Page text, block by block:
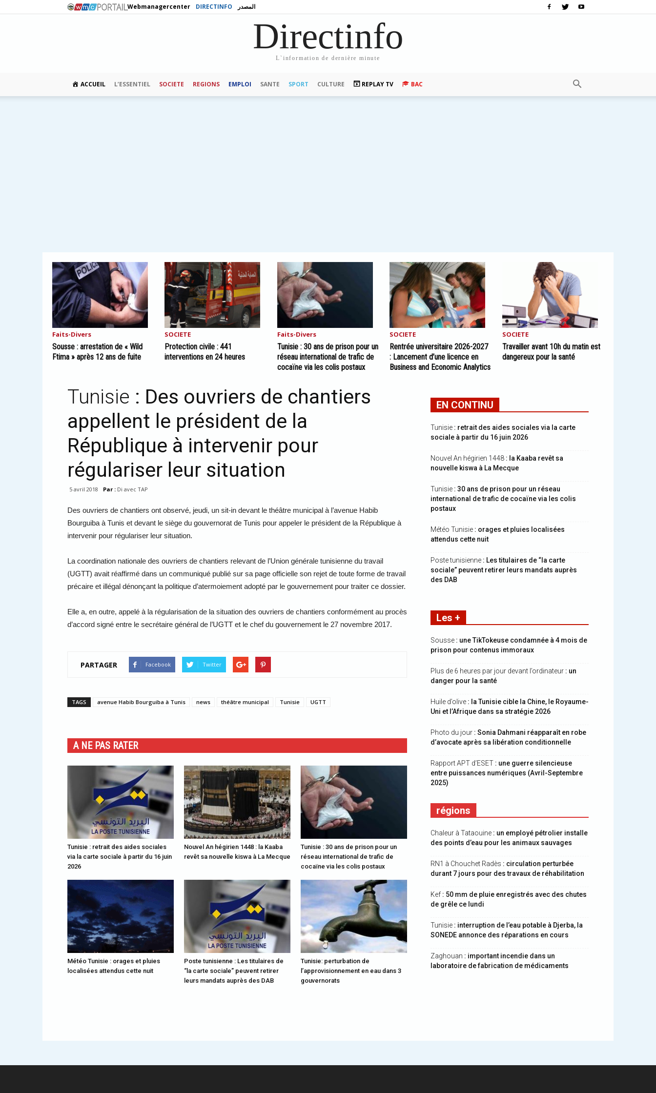
Webmanagercenter DIRECTINFO المصدر
Directinfo
L`information de dernière minute
ACCUEIL L’ESSENTIEL SOCIETE REGIONS EMPLOI SANTE SPORT CULTURE REPLAY TV BAC
Faits-Divers
Sousse : arrestation de « Wild
Ftima » après 12 ans de fuite
SOCIETE
Protection civile : 441
interventions en 24 heures
Faits-Divers
Tunisie : 30 ans de prison pour un
réseau international de trafic de
cocaïne via les colis postaux
SOCIETE
Rentrée universitaire 2026-2027
: Lancement d’une licence en
Business and Economic Analytics
SOCIETE
Travailler avant 10h du matin est
dangereux pour la santé
Tunisie : Des ouvriers de chantiers
appellent le président de la
République à intervenir pour
régulariser leur situation
5 avril 2018 Par : Di avec TAP
Des ouvriers de chantiers ont observé, jeudi, un sit-in devant le théâtre municipal à l’avenue Habib
Bourguiba à Tunis et devant le siège du gouvernorat de Tunis pour appeler le président de la République à
intervenir pour régulariser leur situation.
La coordination nationale des ouvriers de chantiers relevant de l’Union générale tunisienne du travail
(UGTT) avait réaffirmé dans un communiqué publié sur sa page officielle son rejet de toute forme de travail
précaire et illégal dénonçant la politique d’atermoiement adopté par le gouvernement pour traiter ce dossier.
Elle a, en outre, appelé à la régularisation de la situation des ouvriers de chantiers conformément au procès
d’accord signé entre le secrétaire général de l’UGTT et le chef du gouvernement le 27 novembre 2017.
PARTAGER Facebook Twitter
TAGS avenue Habib Bourguiba à Tunis news théâtre municipal Tunisie UGTT
A NE PAS RATER
Tunisie : retrait des aides sociales
via la carte sociale à partir du 16 juin
2026
Nouvel An hégirien 1448 : la Kaaba
revêt sa nouvelle kiswa à La Mecque
Tunisie : 30 ans de prison pour un
réseau international de trafic de
cocaïne via les colis postaux
Météo Tunisie : orages et pluies
localisées attendus cette nuit
Poste tunisienne : Les titulaires de
“la carte sociale” peuvent retirer
leurs mandats auprès des DAB
Tunisie: perturbation de
l’approvisionnement en eau dans 3
gouvernorats
EN CONTINU
Tunisie : retrait des aides sociales via la carte
sociale à partir du 16 juin 2026
Nouvel An hégirien 1448 : la Kaaba revêt sa
nouvelle kiswa à La Mecque
Tunisie : 30 ans de prison pour un réseau
international de trafic de cocaïne via les colis
postaux
Météo Tunisie : orages et pluies localisées
attendus cette nuit
Poste tunisienne : Les titulaires de “la carte
sociale” peuvent retirer leurs mandats auprès
des DAB
Les +
Sousse : une TikTokeuse condamnée à 4 mois de
prison pour contenus immoraux
Plus de 6 heures par jour devant l’ordinateur : un
danger pour la santé
Huile d’olive : la Tunisie cible la Chine, le Royaume-
Uni et l’Afrique dans sa stratégie 2026
Photo du jour : Sonia Dahmani réapparaît en robe
d’avocate après sa libération conditionnelle
Rapport APT d’ESET : une guerre silencieuse
entre puissances numériques (Avril-Septembre
2025)
régions
Chaleur à Tataouine : un employé pétrolier installe
des points d’eau pour les animaux sauvages
RN1 à Chouchet Radès : circulation perturbée
durant 7 jours pour des travaux de réhabilitation
Kef : 50 mm de pluie enregistrés avec des chutes
de grêle ce lundi
Tunisie : interruption de l’eau potable à Djerba, la
SONEDE annonce des réparations en cours
Zaghouan : important incendie dans un
laboratoire de fabrication de médicaments